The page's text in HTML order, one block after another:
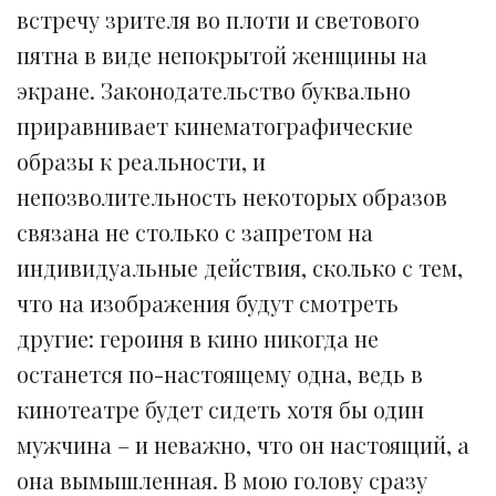
встречу зрителя во плоти и светового
пятна в виде непокрытой женщины на
экране. Законодательство буквально
приравнивает кинематографические
образы к реальности, и
непозволительность некоторых образов
связана не столько с запретом на
индивидуальные действия, сколько с тем,
что на изображения будут смотреть
другие: героиня в кино никогда не
останется по-настоящему одна, ведь в
кинотеатре будет сидеть хотя бы один
мужчина – и неважно, что он настоящий, а
она вымышленная. В мою голову сразу